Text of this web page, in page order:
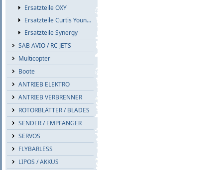
Ersatzteile OXY
Ersatzteile Curtis Youngblood
Ersatzteile Synergy
SAB AVIO / RC JETS
Multicopter
Boote
ANTRIEB ELEKTRO
ANTRIEB VERBRENNER
ROTORBLÄTTER / BLADES
SENDER / EMPFÄNGER
SERVOS
FLYBARLESS
LIPOS / AKKUS